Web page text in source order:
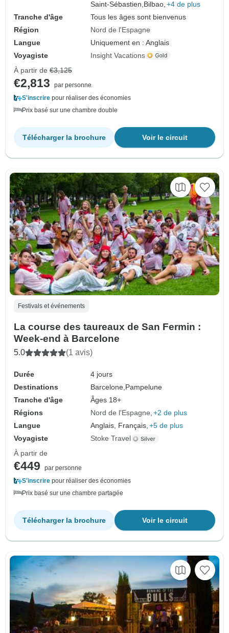
Saint-Sébastien, Bilbao, +4 de plus
Tranche d'âge
Tous les âges sont bienvenus
Région
Nord de l'Espagne
Langue
Uniquement en : Anglais
Voyagiste
Insight Vacations
À partir de €3,125
€2,813
par personne
S'inscrire pour réaliser des économies
Prix basé sur une chambre double
Voir le circuit
Télécharger la brochure
Festivals et événements
La course des taureaux de San Fermin :
Week-end à Barcelone
5.0 (1 avis)
Durée
4 jours
Destinations
Barcelone, Pampelune
Tranche d'âge
Âges 18+
Régions
Nord de l'Espagne +2 de plus
Langue
Anglais, Français, +5 de plus
Voyagiste
Stoke Travel
À partir de
€449
par personne
S'inscrire pour réaliser des économies
Prix basé sur une chambre partagée
Voir le circuit
Télécharger la brochure